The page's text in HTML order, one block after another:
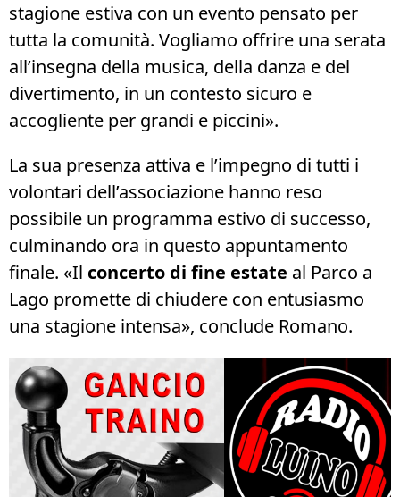
stagione estiva con un evento pensato per
tutta la comunità. Vogliamo offrire una serata
all’insegna della musica, della danza e del
divertimento, in un contesto sicuro e
accogliente per grandi e piccini».
La sua presenza attiva e l’impegno di tutti i
volontari dell’associazione hanno reso
possibile un programma estivo di successo,
culminando ora in questo appuntamento
finale. «Il concerto di fine estate al Parco a
Lago promette di chiudere con entusiasmo
una stagione intensa», conclude Romano.